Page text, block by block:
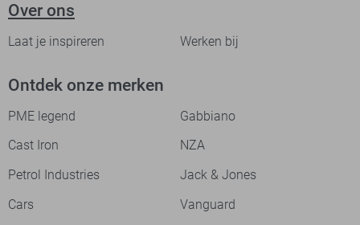
Over ons
Laat je inspireren Werken bij
Ontdek onze merken
PME legend
Gabbiano
Cast Iron
NZA
Petrol Industries
Jack & Jones
Cars
Vanguard